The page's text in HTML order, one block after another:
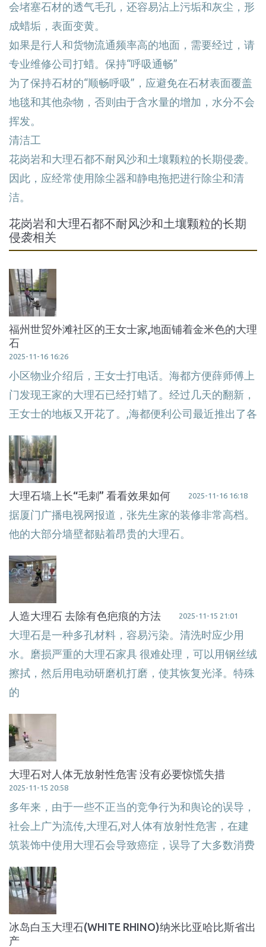
会堵塞石材的透气毛孔，还容易沾上污垢和灰尘，形
成蜡垢，表面变黄。
如果是行人和货物流通频率高的地面，需要经过，请
专业维修公司打蜡。保持“呼吸通畅”
为了保持石材的“顺畅呼吸”，应避免在石材表面覆盖
地毯和其他杂物，否则由于含水量的增加，水分不会
挥发。
清洁工
花岗岩和大理石都不耐风沙和土壤颗粒的长期侵袭。
因此，应经常使用除尘器和静电拖把进行除尘和清
洁。
花岗岩和大理石都不耐风沙和土壤颗粒的长期
侵袭相关
福州世贸外滩社区的王女士家,地面铺着金米色的大理
石
2025-11-16 16:26
小区物业介绍后，王女士打电话。海都方便薛师傅上
门发现王家的大理石已经打蜡了。经过几天的翻新，
王女士的地板又开花了。,海都便利公司最近推出了各
大理石墙上长“毛刺” 看看效果如何 2025-11-16 16:18
据厦门广播电视网报道，张先生家的装修非常高档。
他的大部分墙壁都贴着昂贵的大理石。
人造大理石 去除有色疤痕的方法 2025-11-15 21:01
大理石是一种多孔材料，容易污染。清洗时应少用
水。磨损严重的大理石家具 很难处理，可以用钢丝绒
擦拭，然后用电动研磨机打磨，使其恢复光泽。特殊
的
大理石对人体无放射性危害 没有必要惊慌失措
2025-11-15 20:58
多年来，由于一些不正当的竞争行为和舆论的误导，
社会上广为流传,大理石,对人体有放射性危害，在建
筑装饰中使用大理石会导致癌症，误导了大多数消费
冰岛白玉大理石(WHITE RHINO)纳米比亚哈比斯省出
产